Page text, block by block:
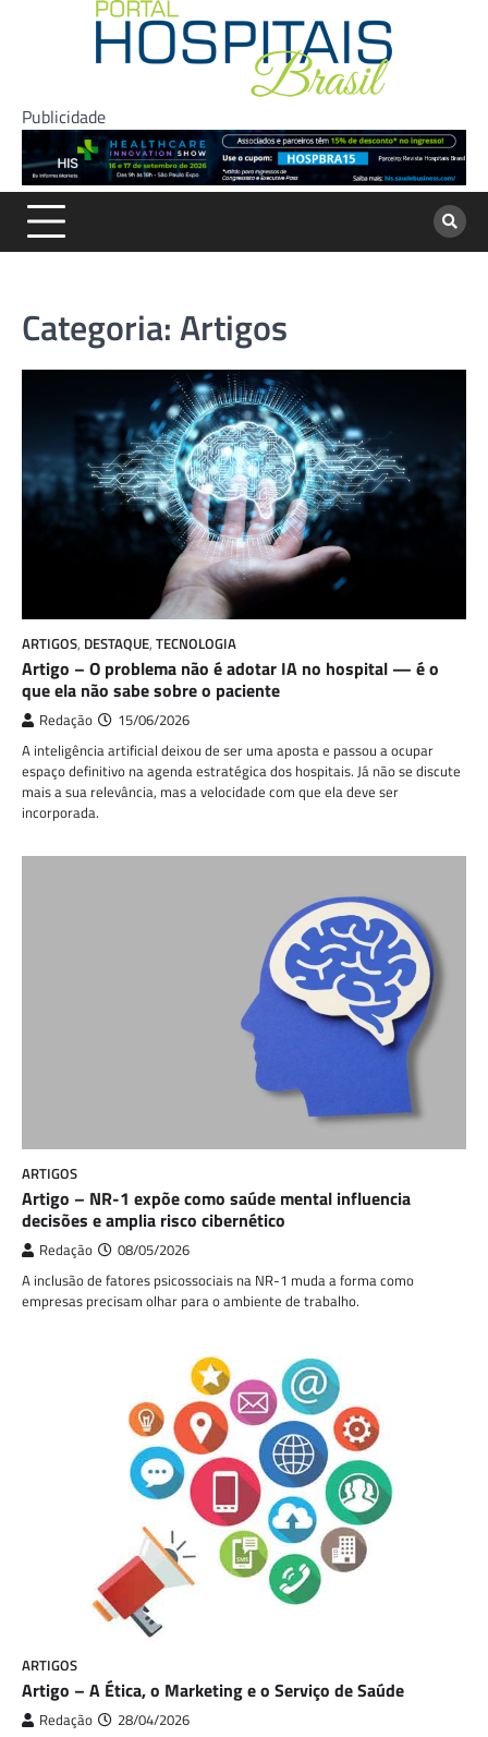
Publicidade
Categoria:Artigos
ARTIGOS, DESTAQUE, TECNOLOGIA
Artigo – O problema não é adotar IA no hospital — é o
que ela não sabe sobre o paciente
Redação 15/06/2026
A inteligência artificial deixou de ser uma aposta e passou a ocupar
espaço definitivo na agenda estratégica dos hospitais. Já não se discute
mais a sua relevância, mas a velocidade com que ela deve ser
incorporada.
ARTIGOS
Artigo – NR-1 expõe como saúde mental influencia
decisões e amplia risco cibernético
Redação 08/05/2026
A inclusão de fatores psicossociais na NR-1 muda a forma como
empresas precisam olhar para o ambiente de trabalho.
ARTIGOS
Artigo – A Ética, o Marketing e o Serviço de Saúde
Redação 28/04/2026